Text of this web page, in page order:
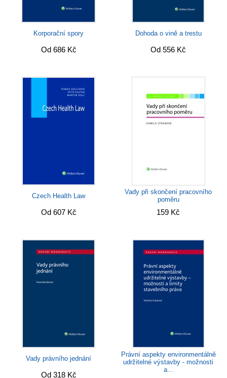
Korporační spory
Od 686 Kč
Dohoda o vině a trestu
Od 556 Kč
Czech Health Law
Od 607 Kč
Vady při skončení pracovního
poměru
159 Kč
Vady právního jednání
Od 318 Kč
Právní aspekty environmentálně
udržitelné výstavby - možnosti
a...